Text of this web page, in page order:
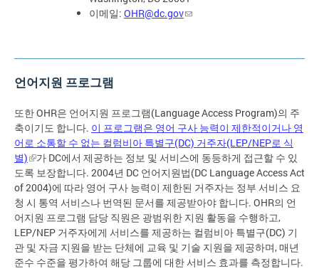
이메일: OHR@dc.gov
언어지원 프로그램
또한 OHR은 언어지원 프로그램(Language Access Program)의 주
축이기도 합니다. 이 프로그램은 영어 구사 능력이 제한적이거나 영
어로 소통할 수 없는 컬럼비아 특별구(DC) 거주자(LEP/NEP로 식
별)
가 DC에서 제공하는 정보 및 서비스에 동등하게 접근할 수 있
도록 보장합니다. 2004년 DC 언어지원법(DC Language Access Act
of 2004)에 따라 영어 구사 능력이 제한된 거주자는 정부 서비스 요
청 시 통역 서비스나 번역된 문서를 제공받아야 합니다. OHR의 언
어지원 프로그램 담당 직원은 광범위한 지원 활동을 수행하고,
LEP/NEP 거주자에게 서비스를 제공하는 컬럼비아 특별구(DC) 기
관 및 자금 지원을 받는 단체에 교육 및 기술 지원을 제공하며, 매년
준수 수준을 평가하여 해당 그룹에 대한 서비스 효과를 측정합니다.